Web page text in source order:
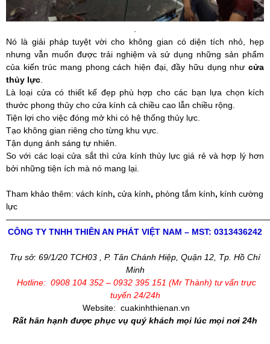
Nó là giải pháp tuyệt vời cho không gian có diện tích nhỏ, hẹp
nhưng vẫn muốn được trải nghiệm và sử dụng những sản phẩm
của kiến trúc mang phong cách hiện đại, đầy hữu dụng như cửa
thủy lực
Là loại cửa có thiết kế đẹp phù hợp cho các bạn lựa chọn kích
thước phong thủy cho cửa kính cả chiều cao lẫn chiều rộng.
Tiện lợi cho việc đóng mở khi có hệ thống thủy lực.
Tạo không gian riêng cho từng khu vực.
Tận dụng ánh sáng tự nhiên.
So với các loại cửa sắt thì cửa kính thủy lực giá rẻ và hợp lý hơn
bởi những tiện ích mà nó mang lại.
Tham khảo thêm: vách kính, cửa kính, phòng tắm kính, kính cường
lực
CÔNG TY TNHH THIÊN AN PHÁT VIỆT NAM – MST: 0313436242
Trụ sở: 69/1/20 TCH03 , P. Tân Chánh Hiệp, Quận 12, Tp. Hồ Chí
Minh
Hotline: 0908 104 352 – 0932 395 151 (Mr Thành) tư vấn trực
tuyến 24/24h
Website: cuakinhthienan.vn
Rất hân hạnh được phục vụ quý khách mọi lúc mọi nơi 24h